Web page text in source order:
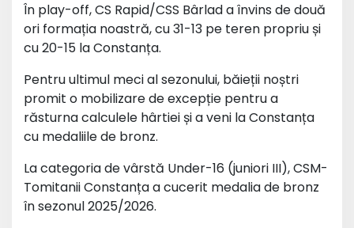
În play-off, CS Rapid/CSS Bârlad a învins de două
ori formația noastră, cu 31-13 pe teren propriu și
cu 20-15 la Constanța.
Pentru ultimul meci al sezonului, băieții noștri
promit o mobilizare de excepție pentru a
răsturna calculele hârtiei și a veni la Constanța
cu medaliile de bronz.
La categoria de vârstă Under-16 (juniori III), CSM-
Tomitanii Constanța a cucerit medalia de bronz
în sezonul 2025/2026.